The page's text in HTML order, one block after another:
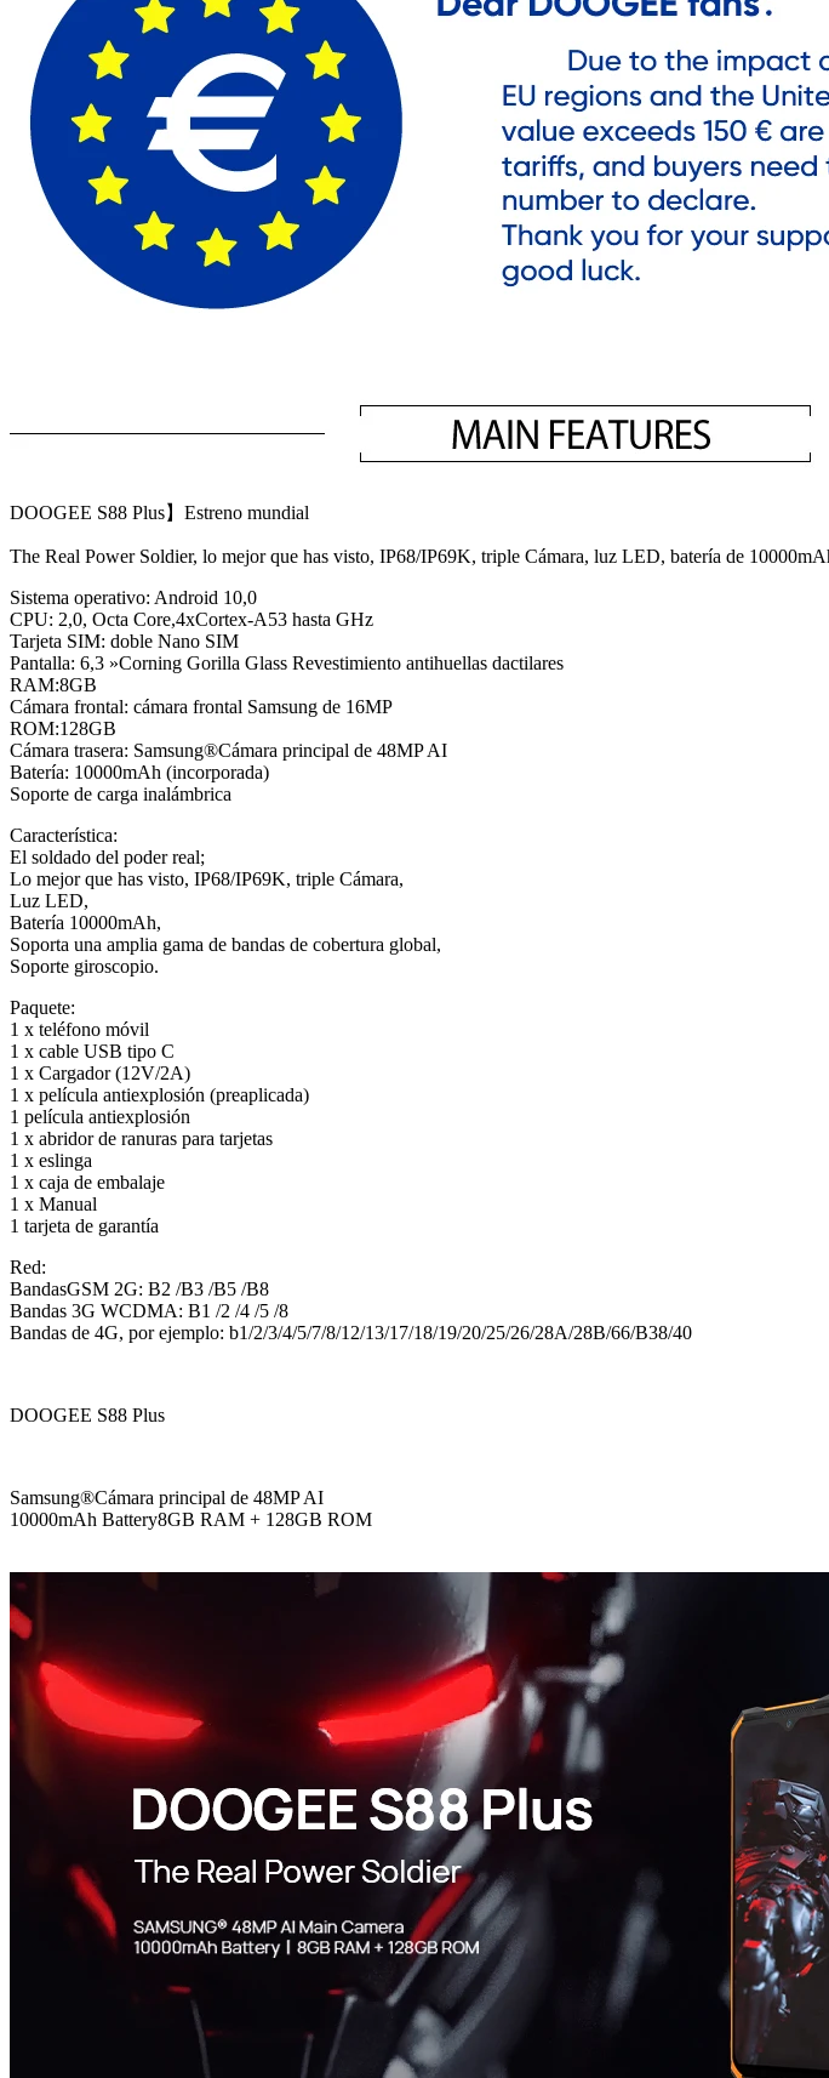
DOOGEE S88 Plus】Estreno mundial
The Real Power Soldier, lo mejor que has visto, IP68/IP69K, triple Cámara, luz LED, batería de
Sistema operativo: Android 10,0
CPU: 2,0, Octa Core,4xCortex-A53 hasta GHz
Tarjeta SIM: doble Nano SIM
Pantalla: 6,3 »Corning Gorilla Glass Revestimiento antihuellas dactilares
RAM:8GB
Cámara frontal: cámara frontal Samsung de 16MP
ROM:128GB
Cámara trasera: Samsung®Cámara principal de 48MP AI
Batería: 10000mAh (incorporada)
Soporte de carga inalámbrica
Característica:
El soldado del poder real;
Lo mejor que has visto, IP68/IP69K, triple Cámara,
Luz LED,
Batería 10000mAh,
Soporta una amplia gama de bandas de cobertura global,
Soporte giroscopio.
Paquete:
1 x teléfono móvil
1 x cable USB tipo C
1 x Cargador (12V/2A)
1 x película antiexplosión (preaplicada)
1 película antiexplosión
1 x abridor de ranuras para tarjetas
1 x eslinga
1 x caja de embalaje
1 x Manual
1 tarjeta de garantía
Red:
BandasGSM 2G: B2 /B3 /B5 /B8
Bandas 3G WCDMA: B1 /2 /4 /5 /8
Bandas de 4G, por ejemplo: b1/2/3/4/5/7/8/12/13/17/18/19/20/25/26/28A/28B/66/B38/40
DOOGEE S88 Plus
Samsung®Cámara principal de 48MP AI
10000mAh Battery8GB RAM + 128GB ROM